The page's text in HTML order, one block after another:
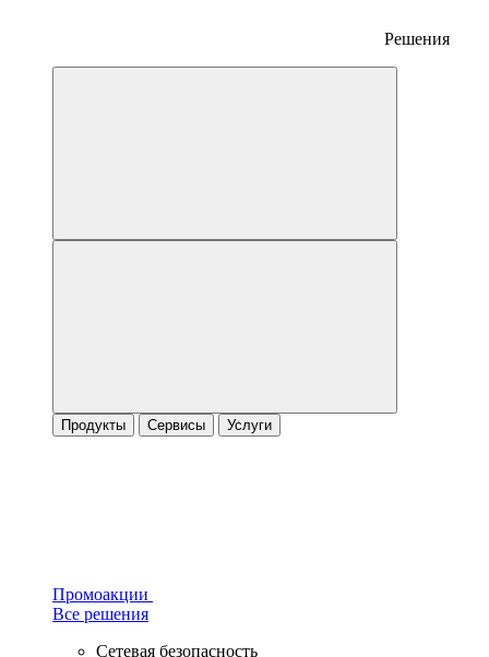
Решения
Продукты Сервисы Услуги
Промоакции
Все решения
Сетевая безопасность